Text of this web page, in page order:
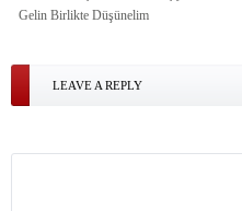
Gelin Birlikte Düşünelim
LEAVE A REPLY